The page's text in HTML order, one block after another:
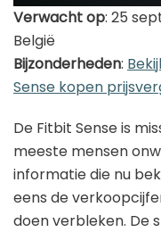
Verwacht op: 25
België
Bijzonderheden:
Sense kopen
De Fitbit Sense is
meeste mensen
informatie die nu
eens de
doen verbleken. De